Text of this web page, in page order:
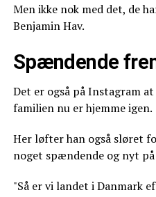
Men ikke nok med det, de
Benjamin Hav.
Spændende
Det er også på Instagram
familien nu er hjemme igen.
Her løfter han også sløret
noget spændende og nyt på
"Så er vi landet i Danmark